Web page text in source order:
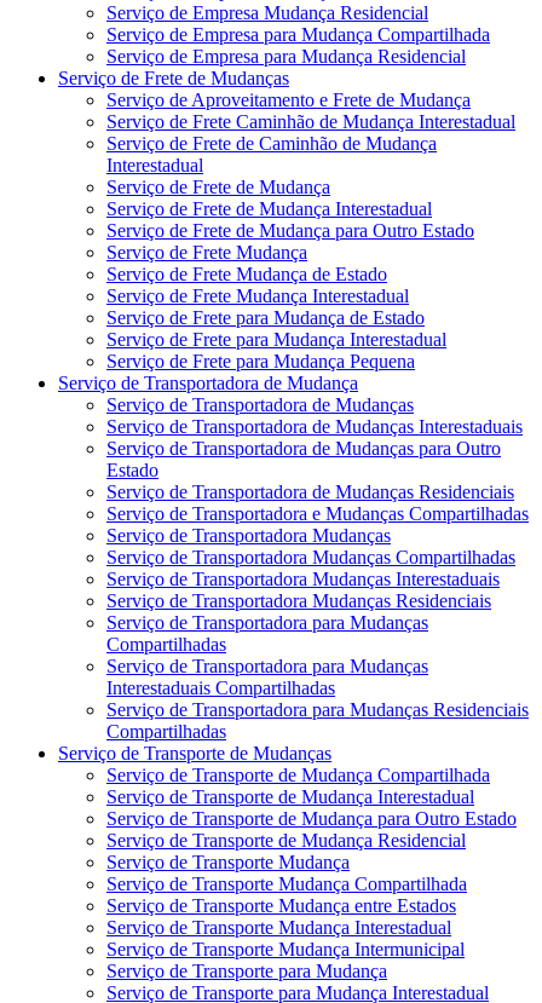
Serviço de Empresa Mudança Residencial
Serviço de Empresa para Mudança Compartilhada
Serviço de Empresa para Mudança Residencial
Serviço de Frete de Mudanças
Serviço de Aproveitamento e Frete de Mudança
Serviço de Frete Caminhão de Mudança Interestadual
Serviço de Frete de Caminhão de Mudança
Interestadual
Serviço de Frete de Mudança
Serviço de Frete de Mudança Interestadual
Serviço de Frete de Mudança para Outro Estado
Serviço de Frete Mudança
Serviço de Frete Mudança de Estado
Serviço de Frete Mudança Interestadual
Serviço de Frete para Mudança de Estado
Serviço de Frete para Mudança Interestadual
Serviço de Frete para Mudança Pequena
Serviço de Transportadora de Mudança
Serviço de Transportadora de Mudanças
Serviço de Transportadora de Mudanças Interestaduais
Serviço de Transportadora de Mudanças para Outro
Estado
Serviço de Transportadora de Mudanças Residenciais
Serviço de Transportadora e Mudanças Compartilhadas
Serviço de Transportadora Mudanças
Serviço de Transportadora Mudanças Compartilhadas
Serviço de Transportadora Mudanças Interestaduais
Serviço de Transportadora Mudanças Residenciais
Serviço de Transportadora para Mudanças
Compartilhadas
Serviço de Transportadora para Mudanças
Interestaduais Compartilhadas
Serviço de Transportadora para Mudanças Residenciais
Compartilhadas
Serviço de Transporte de Mudanças
Serviço de Transporte de Mudança Compartilhada
Serviço de Transporte de Mudança Interestadual
Serviço de Transporte de Mudança para Outro Estado
Serviço de Transporte de Mudança Residencial
Serviço de Transporte Mudança
Serviço de Transporte Mudança Compartilhada
Serviço de Transporte Mudança entre Estados
Serviço de Transporte Mudança Interestadual
Serviço de Transporte Mudança Intermunicipal
Serviço de Transporte para Mudança
Serviço de Transporte para Mudança Interestadual